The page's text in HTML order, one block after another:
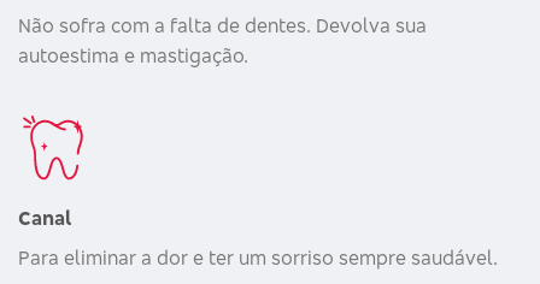
Não sofra com a falta de dentes. Devolva sua
autoestima e mastigação.
Canal
Para eliminar a dor e ter um sorriso sempre saudável.